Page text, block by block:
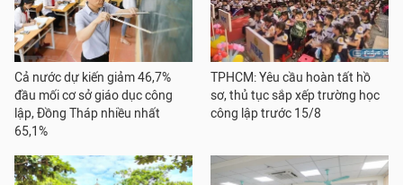
Cả nước dự kiến giảm 46,7%
đầu mối cơ sở giáo dục công
lập, Đồng Tháp nhiều nhất
65,1%
TPHCM: Yêu cầu hoàn tất hồ
sơ, thủ tục sắp xếp trường học
công lập trước 15/8